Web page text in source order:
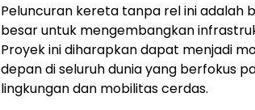
Peluncuran kereta tanpa rel ini adalah
besar untuk mengembangkan
Proyek ini diharapkan dapat menjadi
depan di seluruh dunia yang berfokus
lingkungan dan mobilitas cerdas.